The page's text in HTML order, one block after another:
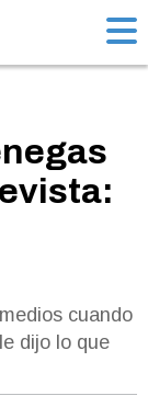
cuando
dijo lo que